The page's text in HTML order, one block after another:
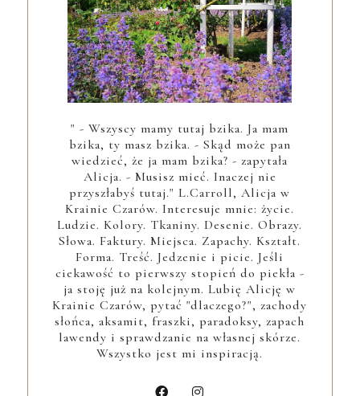
" - Wszyscy mamy tutaj bzika. Ja mam
bzika, ty masz bzika. - Skąd może pan
wiedzieć, że ja mam bzika? - zapytała
Alicja. - Musisz mieć. Inaczej nie
przyszłabyś tutaj." L.Carroll, Alicja w
Krainie Czarów. Interesuje mnie: życie.
Ludzie. Kolory. Tkaniny. Desenie. Obrazy.
Słowa. Faktury. Miejsca. Zapachy. Kształt.
Forma. Treść. Jedzenie i picie. Jeśli
ciekawość to pierwszy stopień do piekła -
ja stoję już na kolejnym. Lubię Alicję w
Krainie Czarów, pytać "dlaczego?", zachody
słońca, aksamit, fraszki, paradoksy, zapach
lawendy i sprawdzanie na własnej skórze.
Wszystko jest mi inspiracją.